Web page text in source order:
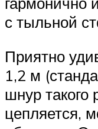
с тыльной
Приятно
1,2 м
шнур такого
цепляется,